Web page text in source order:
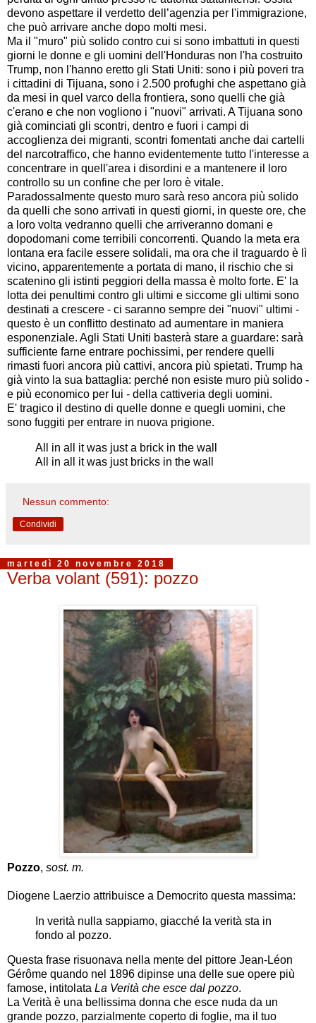
devono aspettare il verdetto dell’agenzia per l'immigrazione,
che può arrivare anche dopo molti mesi.
Ma il "muro" più solido contro cui si sono imbattuti in questi
giorni le donne e gli uomini dell'Honduras non l'ha costruito
Trump, non l'hanno eretto gli Stati Uniti: sono i più poveri tra
i cittadini di Tijuana, sono i 2.500 profughi che aspettano già
da mesi in quel varco della frontiera, sono quelli che già
c'erano e che non vogliono i "nuovi" arrivati. A Tijuana sono
già cominciati gli scontri, dentro e fuori i campi di
accoglienza dei migranti, scontri fomentati anche dai cartelli
del narcotraffico, che hanno evidentemente tutto l'interesse a
concentrare in quell'area i disordini e a mantenere il loro
controllo su un confine che per loro è vitale.
Paradossalmente questo muro sarà reso ancora più solido
da quelli che sono arrivati in questi giorni, in queste ore, che
a loro volta vedranno quelli che arriveranno domani e
dopodomani come terribili concorrenti. Quando la meta era
lontana era facile essere solidali, ma ora che il traguardo è lì
vicino, apparentemente a portata di mano, il rischio che si
scatenino gli istinti peggiori della massa è molto forte. E' la
lotta dei penultimi contro gli ultimi e siccome gli ultimi sono
destinati a crescere - ci saranno sempre dei "nuovi" ultimi -
questo è un conflitto destinato ad aumentare in maniera
esponenziale. Agli Stati Uniti basterà stare a guardare: sarà
sufficiente farne entrare pochissimi, per rendere quelli
rimasti fuori ancora più cattivi, ancora più spietati. Trump ha
già vinto la sua battaglia: perché non esiste muro più solido -
e più economico per lui - della cattiveria degli uomini.
E' tragico il destino di quelle donne e quegli uomini, che
sono fuggiti per entrare in nuova prigione.
All in all it was just a brick in the wall
All in all it was just bricks in the wall
Nessun commento:
Condividi
martedì 20 novembre 2018
Verba volant (591): pozzo
Pozzo, sost. m.
Diogene Laerzio attribuisce a Democrito questa massima:
In verità nulla sappiamo, giacché la verità sta in
fondo al pozzo.
Questa frase risuonava nella mente del pittore Jean-Léon
Gérôme quando nel 1896 dipinse una delle sue opere più
famose, intitolata La Verità che esce dal pozzo.
La Verità è una bellissima donna che esce nuda da un
grande pozzo, parzialmente coperto di foglie, ma il tuo